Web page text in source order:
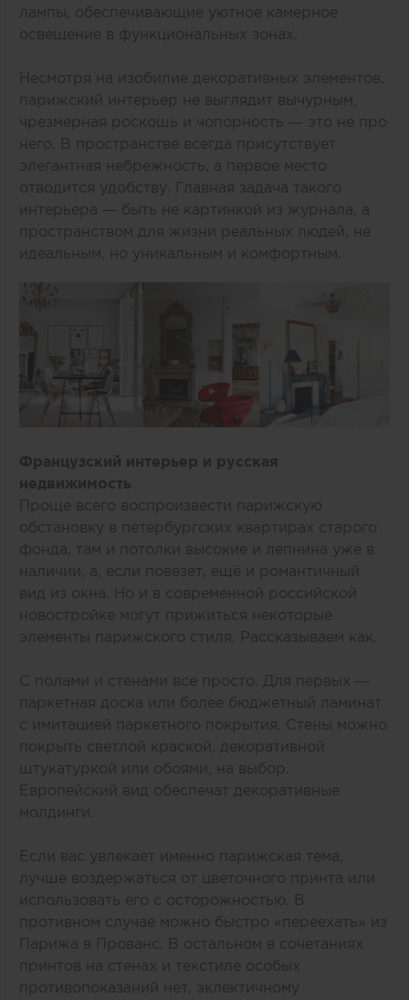
лампы, обеспечивающие уютное камерное
освещение в функциональных зонах.
Несмотря на изобилие декоративных элементов,
парижский интерьер не выглядит вычурным,
чрезмерная роскошь и чопорность — это не про
него. В пространстве всегда присутствует
элегантная небрежность, а первое место
отводится удобству. Главная задача такого
интерьера — быть не картинкой из журнала, а
пространством для жизни реальных людей, не
идеальным, но уникальным и комфортным.
Французский интерьер и русская
недвижимость
Проще всего воспроизвести парижскую
обстановку в петербургских квартирах старого
фонда, там и потолки высокие и лепнина уже в
наличии, а, если повезет, ещё и романтичный
вид из окна. Но и в современной российской
новостройке могут прижиться некоторые
элементы парижского стиля. Рассказываем как.
С полами и стенами все просто. Для первых —
паркетная доска или более бюджетный ламинат
с имитацией паркетного покрытия. Стены можно
покрыть светлой краской, декоративной
штукатуркой или обоями, на выбор.
Европейский вид обеспечат декоративные
молдинги.
Если вас увлекает именно парижская тема,
лучше воздержаться от цветочного принта или
использовать его с осторожностью. В
противном случае можно быстро «переехать» из
Парижа в Прованс. В остальном в сочетаниях
принтов на стенах и текстиле особых
противопоказаний нет, эклектичному